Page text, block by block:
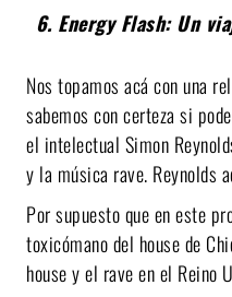
6. Energy Flash: Un
Nos topamos acá con una
sabemos con certeza si
el intelectual Simon
y la música rave. Reynolds
Por supuesto que en este
toxicómano del house de
house y el rave en el Reino